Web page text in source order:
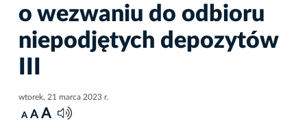
o wezwaniu do odbioru
niepodjętych depozytów
wtorek, 21 marca 2023 r.
A A A